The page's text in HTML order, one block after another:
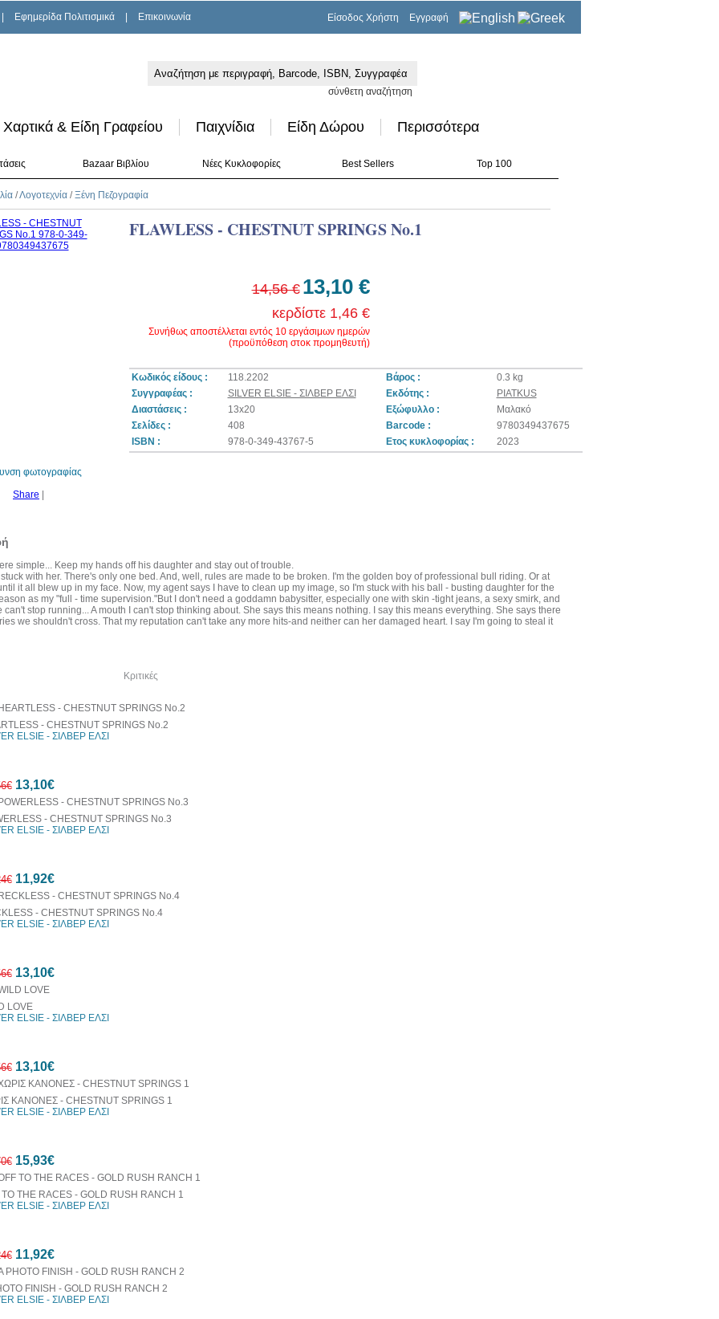
Εφημερίδα Πολιτισμικά Επικοινωνία Είσοδος Χρήστη Εγγραφή
σύνθετη αναζήτηση
Χαρτικά & Είδη Γραφείου Παιχνίδια Είδη Δώρου Περισσότερα
Bazaar Βιβλίου Νέες Κυκλοφορίες Best Sellers Top 100
/Λογοτεχνία /Ξένη Πεζογραφία
φωτογραφίας
Share
FLAWLESS - CHESTNUT SPRINGS No.1
14,56 € 13,10 €
κερδίστε 1,46 €
Συνήθως αποστέλλεται εντός 10 εργάσιμων ημερών
(προϋπόθεση στοκ προμηθευτή)
Κωδικός είδους : 118.2202 Βάρος :
0.3 kg
Συγγραφέας :
SILVER ELSIE - ΣΙΛΒΕΡ ΕΛΣΙ Εκδότης :
PIATKUS
Διαστάσεις :
13x20 Εξώφυλλο :
Μαλακό
Σελίδες :
408 Barcode :
9780349437675
ISBN :
978-0-349-43767-5 Ετος κυκλοφορίας : 2023
simple... Keep my hands off his daughter and stay out of trouble.
stuck with her. There's only one bed. And, well, rules are made to be broken. I'm the golden boy of professional bull riding. Or at
it all blew up in my face. Now, my agent says I have to clean up my image, so I'm stuck with his ball - busting daughter for the
as my "full - time supervision."But I don't need a goddamn babysitter, especially one with skin -tight jeans, a sexy smirk, and
can't stop running... A mouth I can't stop thinking about. She says this means nothing. I say this means everything. She says there
we shouldn't cross. That my reputation can't take any more hits-and neither can her damaged heart. I say I'm going to steal it
Κριτικές
- CHESTNUT SPRINGS No.2
ELSIE - ΣΙΛΒΕΡ ΕΛΣΙ
13,10€
- CHESTNUT SPRINGS No.3
ELSIE - ΣΙΛΒΕΡ ΕΛΣΙ
11,92€
- CHESTNUT SPRINGS No.4
ELSIE - ΣΙΛΒΕΡ ΕΛΣΙ
13,10€
LOVE
ELSIE - ΣΙΛΒΕΡ ΕΛΣΙ
13,10€
ΚΑΝΟΝΕΣ - CHESTNUT SPRINGS 1
ELSIE - ΣΙΛΒΕΡ ΕΛΣΙ
15,93€
TO THE RACES - GOLD RUSH RANCH 1
ELSIE - ΣΙΛΒΕΡ ΕΛΣΙ
11,92€
FINISH - GOLD RUSH RANCH 2
ELSIE - ΣΙΛΒΕΡ ΕΛΣΙ